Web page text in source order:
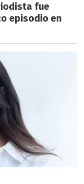
fue
episodio en